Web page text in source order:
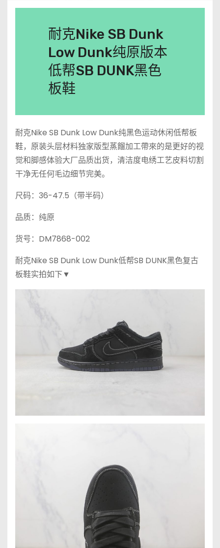
耐克Nike SB Dunk
Low Dunk纯原版本
低帮SB DUNK黑色
板鞋
耐克Nike SB Dunk Low Dunk纯黑色运动休闲低帮板
鞋，原装头层材料独家版型蒸餾加工帶來的是更好的视
觉和脚感体验大厂品质出货，清洁度电绣工艺皮料切割
干净无任何毛边细节完美。
尺码：36-47.5（带半码）
品质：纯原
货号：DM7868-002
耐克Nike SB Dunk Low Dunk低帮SB DUNK黑色复古
板鞋实拍如下▼